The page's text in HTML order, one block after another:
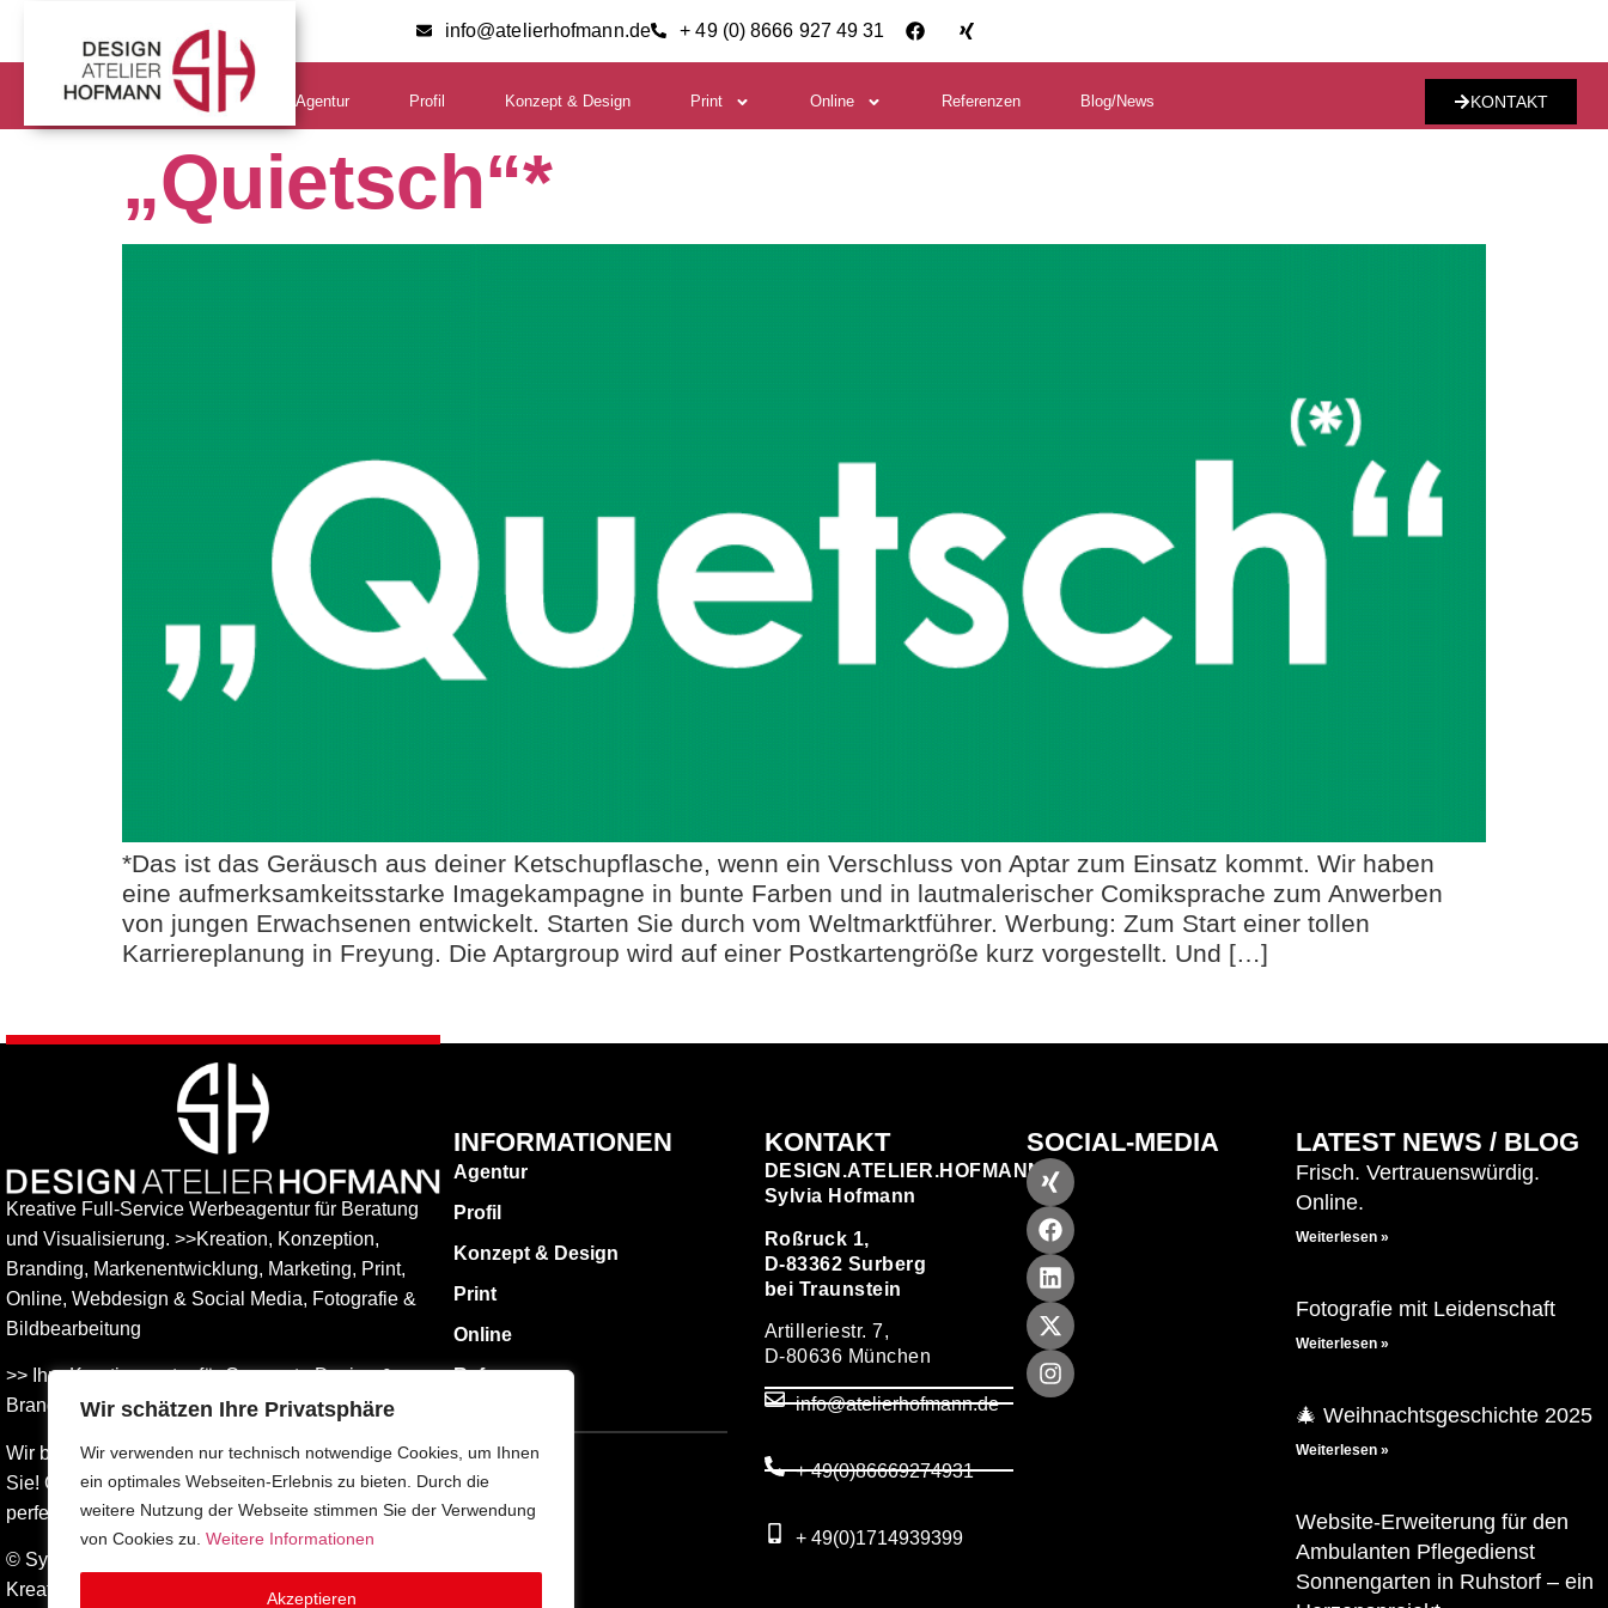
Wir schätzen Ihre Privatsphäre
Wir verwenden nur technisch notwendige Cookies, um Ihnen
ein optimales Webseiten-Erlebnis zu bieten. Durch die
weitere Nutzung der Webseite stimmen Sie der Verwendung
von Cookies zu. Weitere Informationen
Akzeptieren
info@atelierhofmann.de + 49 (0) 8666 927 49 31
KONTAKT
Agentur Profil Konzept & Design Print Online Referenzen Blog/News
„Quietsch“*
*Das ist das Geräusch aus deiner Ketschupflasche, wenn ein Verschluss von Aptar zum Einsatz kommt. Wir haben
eine aufmerksamkeitsstarke Imagekampagne in bunte Farben und in lautmalerischer Comiksprache zum Anwerben
von jungen Erwachsenen entwickelt. Starten Sie durch vom Weltmarktführer. Werbung: Zum Start einer tollen
Karriereplanung in Freyung. Die Aptargroup wird auf einer Postkartengröße kurz vorgestellt. Und […]
Kreative Full-Service Werbeagentur für Beratung
und Visualisierung. >>Kreation, Konzeption,
Branding, Markenentwicklung, Marketing, Print,
Online, Web­design & Social Media, Fotografie &
Bildbear­bei­tung
>> Ihre Kreativagentur für Corporate Design &
Branding Entwicklung – ganz in Ihrer Nähe.
Wir beraten Sie umfassend – und freuen uns auf
Sie! Gemeinsam finden wird die Werbung, die
perfekt zu Ihnen passt.
© Sylvia Hofmann DESIGN.ATELIER.HOFMANN
Kreative Werbeagentur Surberg bei Traunstein –
INFORMATIONEN
Agentur
Profil
Konzept & Design
Print
Online
Referenzen
Impressum
Datenschutz
KONTAKT
DESIGN.ATELIER.HOFMANN
Sylvia Hofmann
Roßruck 1,
D-83362 Surberg
bei Traunstein
Artilleriestr. 7,
D-80636 München
info@atelierhofmann.de
+ 49(0)86669274931
+ 49(0)1714939399
SOCIAL-MEDIA LATEST NEWS / BLOG
Frisch. Vertrauenswürdig.
Online.
Weiterlesen »
Fotografie mit Leidenschaft
Weiterlesen »
🎄 Weihnachtsgeschichte 2025
Weiterlesen »
Website-Erweiterung für den
Ambulanten Pflegedienst
Sonnengarten in Ruhstorf – ein